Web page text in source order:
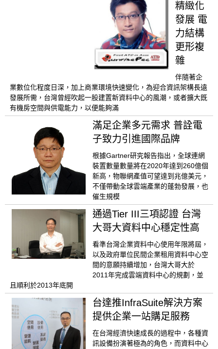
精緻化
發展 電
力結構
更形複
雜
伴隨著企
業數位化程度日深，加上商業環境快速變化，為迎合資訊架構長遠
發展所需，台灣曾經吹起一股建置新資料中心的風潮，或者擴大既
有機房空間與供電能力，以便能夠滿
滿足企業多元需求 普詮電
子致力引進國際品牌
根據Gartner研究報告指出，全球連網
裝置數量數量將在2020年達到260億個
新高，物聯網產值可望達到兆億美元，
不僅帶動全球雲端產業的蓬勃發展，也
催生規模
通過Tier III三項認證 台灣
大哥大資料中心穩定性高
看準台灣企業資料中心使用年限將屆，
以及政府單位民間企業租用資料中心空
間的意願持續增加，台灣大哥大於
2011年完成雲端資料中心的規劃，並
且順利於2013年底開
台達推InfraSuite解決方案
提供企業一站購足服務
在台灣經濟快速成長的過程中，各種資
訊設備扮演著極為的角色，而資料中心